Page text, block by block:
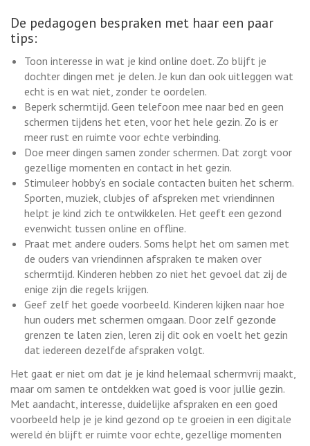
De pedagogen bespraken met haar een paar
tips:
Toon interesse in wat je kind online doet. Zo blijft je
dochter dingen met je delen. Je kun dan ook uitleggen wat
echt is en wat niet, zonder te oordelen.
Beperk schermtijd. Geen telefoon mee naar bed en geen
schermen tijdens het eten, voor het hele gezin. Zo is er
meer rust en ruimte voor echte verbinding.
Doe meer dingen samen zonder schermen. Dat zorgt voor
gezellige momenten en contact in het gezin.
Stimuleer hobby’s en sociale contacten buiten het scherm.
Sporten, muziek, clubjes of afspreken met vriendinnen
helpt je kind zich te ontwikkelen. Het geeft een gezond
evenwicht tussen online en offline.
Praat met andere ouders. Soms helpt het om samen met
de ouders van vriendinnen afspraken te maken over
schermtijd. Kinderen hebben zo niet het gevoel dat zij de
enige zijn die regels krijgen.
Geef zelf het goede voorbeeld. Kinderen kijken naar hoe
hun ouders met schermen omgaan. Door zelf gezonde
grenzen te laten zien, leren zij dit ook en voelt het gezin
dat iedereen dezelfde afspraken volgt.
Het gaat er niet om dat je je kind helemaal schermvrij maakt,
maar om samen te ontdekken wat goed is voor jullie gezin.
Met aandacht, interesse, duidelijke afspraken en een goed
voorbeeld help je je kind gezond op te groeien in een digitale
wereld én blijft er ruimte voor echte, gezellige momenten